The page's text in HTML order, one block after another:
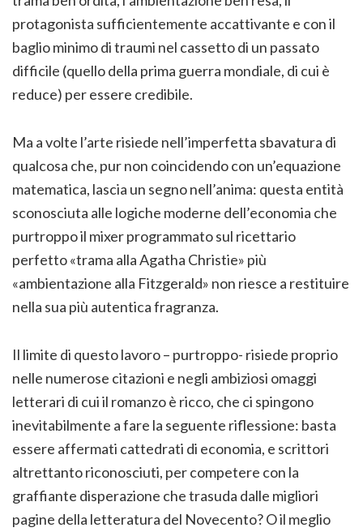
protagonista sufficientemente accattivante e con il
baglio minimo di traumi nel cassetto di un passato
difficile (quello della prima guerra mondiale, di cui è
reduce) per essere credibile.
Ma a volte l’arte risiede nell’imperfetta sbavatura di
qualcosa che, pur non coincidendo con un’equazione
matematica, lascia un segno nell’anima: questa entità
sconosciuta alle logiche moderne dell’economia che
purtroppo il mixer programmato sul ricettario
perfetto «trama alla Agatha Christie» più
«ambientazione alla Fitzgerald» non riesce a restituire
nella sua più autentica fragranza.
Il limite di questo lavoro – purtroppo- risiede proprio
nelle numerose citazioni e negli ambiziosi omaggi
letterari di cui il romanzo è ricco, che ci spingono
inevitabilmente a fare la seguente riflessione: basta
essere affermati cattedrati di economia, e scrittori
altrettanto riconosciuti, per competere con la
graffiante disperazione che trasuda dalle migliori
pagine della letteratura del Novecento? O il meglio